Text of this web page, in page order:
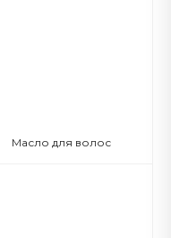
Масло для волос